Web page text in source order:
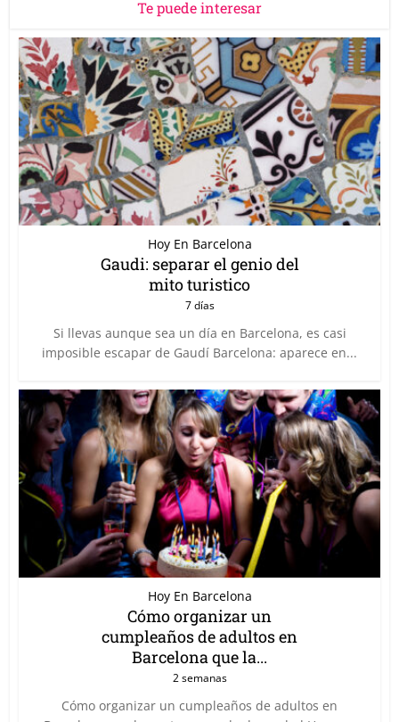
Te puede interesar
Hoy En Barcelona
Gaudi: separar el genio del
mito turistico
7 días
Si llevas aunque sea un día en Barcelona, es casi
imposible escapar de Gaudí Barcelona: aparece en...
Hoy En Barcelona
Cómo organizar un
cumpleaños de adultos en
Barcelona que la...
2 semanas
Cómo organizar un cumpleaños de adultos en